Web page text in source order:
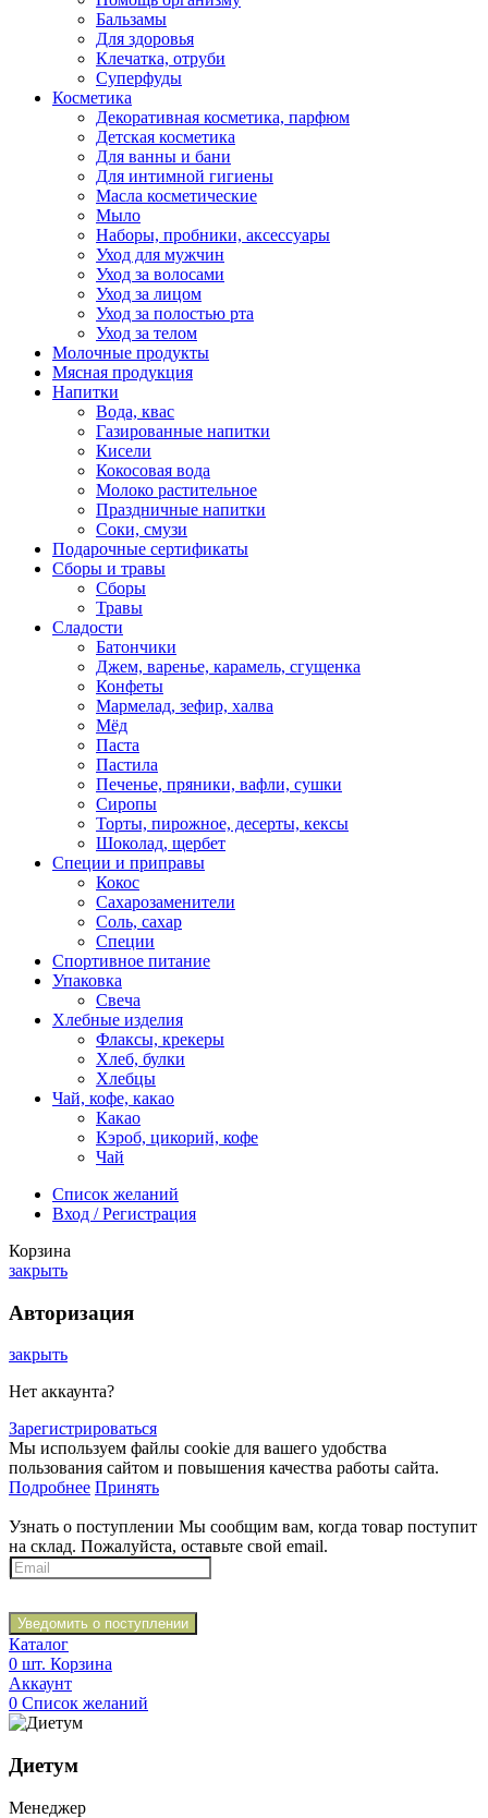
Бальзамы
Для здоровья
Клечатка, отруби
Суперфуды
Косметика
Декоративная косметика, парфюм
Детская косметика
Для ванны и бани
Для интимной гигиены
Масла косметические
Мыло
Наборы, пробники, аксессуары
Уход для мужчин
Уход за волосами
Уход за лицом
Уход за полостью рта
Уход за телом
Молочные продукты
Мясная продукция
Напитки
Вода, квас
Газированные напитки
Кисели
Кокосовая вода
Молоко растительное
Праздничные напитки
Соки, смузи
Подарочные сертификаты
Сборы и травы
Сборы
Травы
Сладости
Батончики
Джем, варенье, карамель, сгущенка
Конфеты
Мармелад, зефир, халва
Мёд
Паста
Пастила
Печенье, пряники, вафли, сушки
Сиропы
Торты, пирожное, десерты, кексы
Шоколад, щербет
Специи и приправы
Кокос
Сахарозаменители
Соль, сахар
Специи
Спортивное питание
Упаковка
Свеча
Хлебные изделия
Флаксы, крекеры
Хлеб, булки
Хлебцы
Чай, кофе, какао
Какао
Кэроб, цикорий, кофе
Чай
Список желаний
Вход / Регистрация
Корзина
закрыть
Авторизация
закрыть
Нет аккаунта?
Зарегистрироваться
Мы используем файлы cookie для вашего удобства
пользования сайтом и повышения качества работы сайта.
Подробнее Принять
Узнать о поступлении Мы сообщим вам, когда товар поступит
на склад. Пожалуйста, оставьте свой email.
Уведомить о поступлении
Каталог
0 шт. Корзина
Аккаунт
0 Список желаний
Диетум
Менеджер